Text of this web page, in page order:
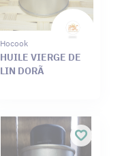
Hocook
HUILE VIERGE DE
LIN DORÃ